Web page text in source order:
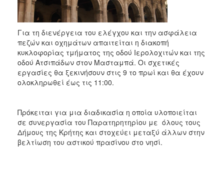
2011
2010
2006
ΔΗΜΟΤΗΣ
ΕΠΙΣΚΕΠΤΗΣ
ΗΡΑΚΛΕΙΟ
Για τη διενέργεια του ελέγχου και την ασφάλεια
πεζών και οχημάτων απαιτείται η διακοπή
κυκλοφορίας τμήματος της οδού Ιερολοχιτών και της
οδού Ατσιπάδων στον Μασταμπά. Οι σχετικές
εργασίες θα ξεκινήσουν στις 9 το πρωί και θα έχουν
ολοκληρωθεί έως τις 11:00.
Πρόκειται για μια διαδικασία η οποία υλοποιείται
σε συνεργασία του Παρατηρητηρίου με όλους τους
Δήμους της Κρήτης και στοχεύει μεταξύ άλλων στην
βελτίωση του αστικού πρασίνου στο νησί.